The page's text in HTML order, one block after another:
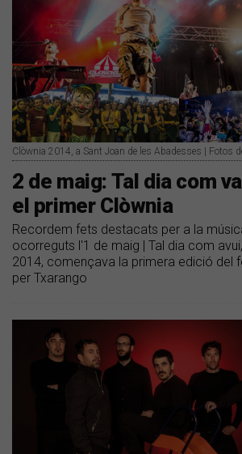
Clòwnia 2014, a Sant Joan de les Abadesses | Fotos
2 de maig: Tal dia com
el primer Clòwnia
Recordem fets destacats per a la
ocorreguts l'1 de maig | Tal dia com
2014, començava la primera edició del
per Txarango